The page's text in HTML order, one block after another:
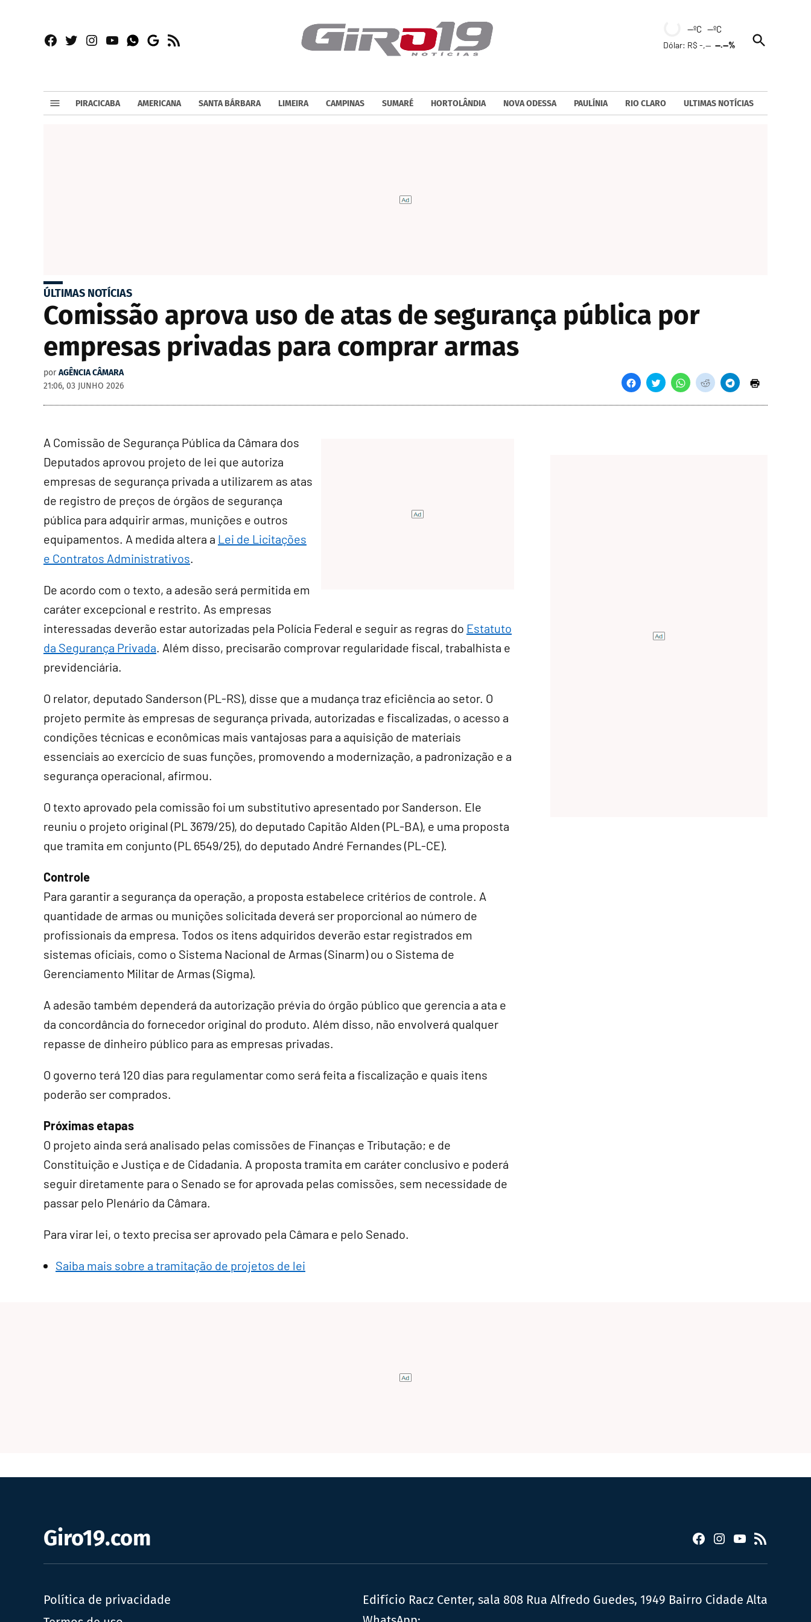
Facebook
TwitterInstagram
YouTubeWhatsapp
Google
RSS
--ºC --ºC
Dólar: R$ -,----.--%
Open
Search
PIRACICABA AMERICANA SANTA BÁRBARA LIMEIRA CAMPINAS SUMARÉ HORTOLÂNDIA NOVA ODESSA PAULÍNIA RIO CLARO ULTIMAS NOTÍCIAS
ÚLTIMAS NOTÍCIAS
Comissão aprova uso de atas de segurança pública por
empresas privadas para comprar armas
por AGÊNCIA CÂMARA
21:06, 03 JUNHO 2026
A Comissão de Segurança Pública da Câmara dos
Deputados aprovou projeto de lei que autoriza
empresas de segurança privada a utilizarem as atas
de registro de preços de órgãos de segurança
pública para adquirir armas, munições e outros
equipamentos. A medida altera a Lei de Licitações
e Contratos Administrativos.
De acordo com o texto, a adesão será permitida em
caráter excepcional e restrito. As empresas
interessadas deverão estar autorizadas pela Polícia Federal e seguir as regras do Estatuto
da Segurança Privada. Além disso, precisarão comprovar regularidade fiscal, trabalhista e
previdenciária.
O relator, deputado Sanderson (PL-RS), disse que a mudança traz eficiência ao setor. O
projeto permite às empresas de segurança privada, autorizadas e fiscalizadas, o acesso a
condições técnicas e econômicas mais vantajosas para a aquisição de materiais
essenciais ao exercício de suas funções, promovendo a modernização, a padronização e a
segurança operacional, afirmou.
O texto aprovado pela comissão foi um substitutivo apresentado por Sanderson. Ele
reuniu o projeto original (PL 3679/25), do deputado Capitão Alden (PL-BA), e uma proposta
que tramita em conjunto (PL 6549/25), do deputado André Fernandes (PL-CE).
Controle
Para garantir a segurança da operação, a proposta estabelece critérios de controle. A
quantidade de armas ou munições solicitada deverá ser proporcional ao número de
profissionais da empresa. Todos os itens adquiridos deverão estar registrados em
sistemas oficiais, como o Sistema Nacional de Armas (Sinarm) ou o Sistema de
Gerenciamento Militar de Armas (Sigma).
A adesão também dependerá da autorização prévia do órgão público que gerencia a ata e
da concordância do fornecedor original do produto. Além disso, não envolverá qualquer
repasse de dinheiro público para as empresas privadas.
O governo terá 120 dias para regulamentar como será feita a fiscalização e quais itens
poderão ser comprados.
Próximas etapas
O projeto ainda será analisado pelas comissões de Finanças e Tributação; e de
Constituição e Justiça e de Cidadania. A proposta tramita em caráter conclusivo e poderá
seguir diretamente para o Senado se for aprovada pelas comissões, sem necessidade de
passar pelo Plenário da Câmara.
Para virar lei, o texto precisa ser aprovado pela Câmara e pelo Senado.
Saiba mais sobre a tramitação de projetos de lei
Giro19.com Facebook
Instagram
YouTube
RSS
Política de privacidade
Edifício Racz Center, sala 808 Rua Alfredo Guedes, 1949 Bairro Cidade Alta